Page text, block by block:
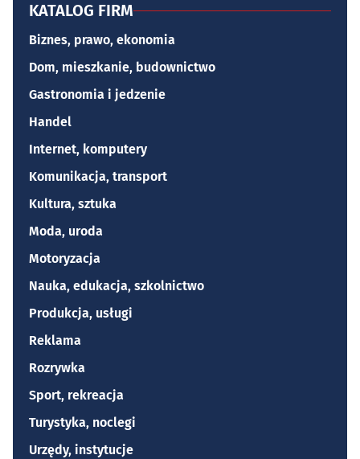
KATALOG FIRM
Biznes, prawo, ekonomia
Dom, mieszkanie, budownictwo
Gastronomia i jedzenie
Handel
Internet, komputery
Komunikacja, transport
Kultura, sztuka
Moda, uroda
Motoryzacja
Nauka, edukacja, szkolnictwo
Produkcja, usługi
Reklama
Rozrywka
Sport, rekreacja
Turystyka, noclegi
Urzędy, instytucje